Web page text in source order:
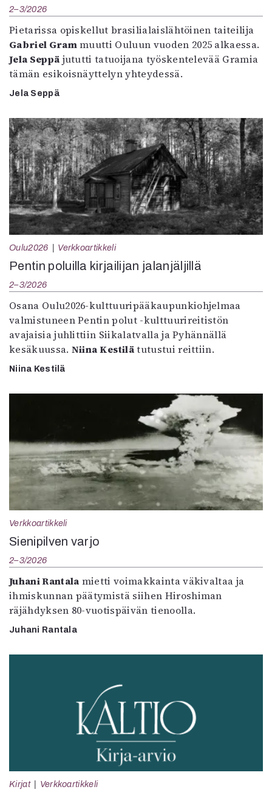
2–3/2026
Pietarissa opiskellut brasilialaislähtöinen taiteilija
Gabriel Grammuutti Ouluun vuoden 2025 alkaessa.
Jela Seppä jututti tatuoijana työskentelevää Gramia
tämän esikoisnäyttelyn yhteydessä.
Jela Seppä
Oulu2026 Verkkoartikkeli
Pentin poluilla kirjailijan jalanjäljillä
2–3/2026
Osana Oulu2026-kulttuuripääkaupunkiohjelmaa
valmistuneen Pentin polut -kulttuurireitistön
avajaisia juhlittiin Siikalatvalla ja Pyhännällä
kesäkuussa. Niina Kestilätutustui reittiin.
Niina Kestilä
Verkkoartikkeli
Sienipilven varjo
2–3/2026
Juhani Rantala mietti voimakkainta väkivaltaa ja
ihmiskunnan päätymistä siihen Hiroshiman
räjähdyksen 80-vuotispäivän tienoolla.
Juhani Rantala
Kirjat Verkkoartikkeli